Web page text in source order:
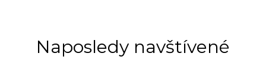
Naposledy navštívené